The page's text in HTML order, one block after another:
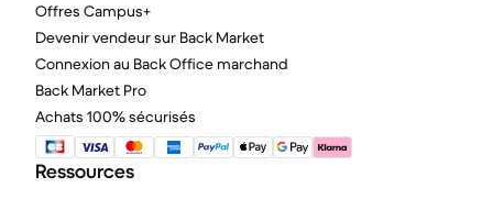
Offres Campus+
Devenir vendeur sur Back Market
Connexion au Back Office marchand
Back Market Pro
Achats 100% sécurisés
Ressources